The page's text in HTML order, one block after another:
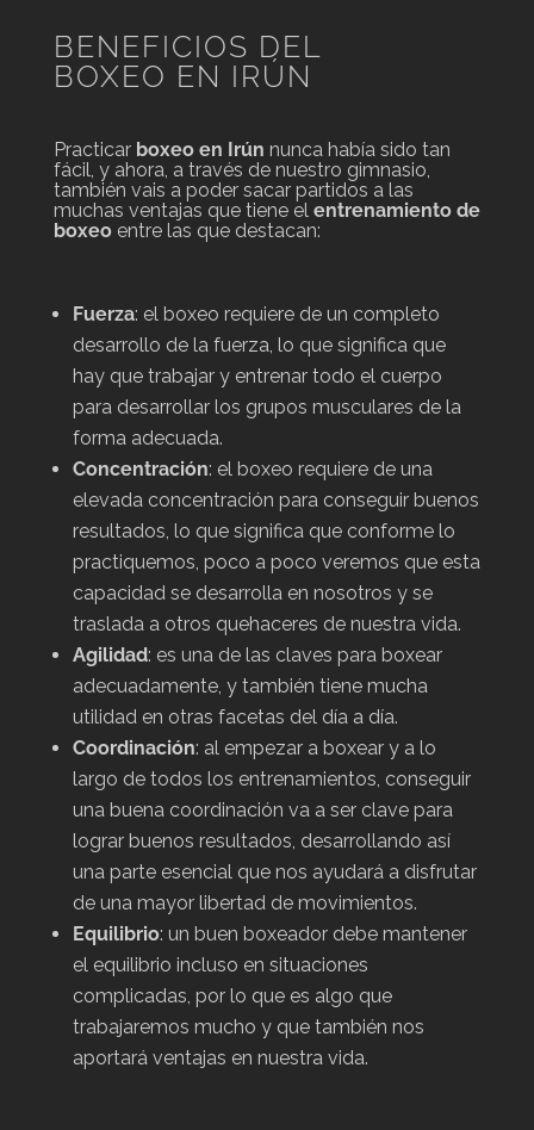
BENEFICIOS DEL
BOXEO EN IRÚN
Practicar boxeo en Irún nunca había sido tan
fácil, y ahora, a través de nuestro gimnasio,
también vais a poder sacar partidos a las
muchas ventajas que tiene el entrenamiento de
boxeoentre las que destacan:
Fuerza: el boxeo requiere de un completo
desarrollo de la fuerza, lo que significa que
hay que trabajar y entrenar todo el cuerpo
para desarrollar los grupos musculares de la
forma adecuada.
Concentración: el boxeo requiere de una
elevada concentración para conseguir buenos
resultados, lo que significa que conforme lo
practiquemos, poco a poco veremos que esta
capacidad se desarrolla en nosotros y se
traslada a otros quehaceres de nuestra vida.
Agilidad: es una de las claves para boxear
adecuadamente, y también tiene mucha
utilidad en otras facetas del día a día.
Coordinación: al empezar a boxear y a lo
largo de todos los entrenamientos, conseguir
una buena coordinación va a ser clave para
lograr buenos resultados, desarrollando así
una parte esencial que nos ayudará a disfrutar
de una mayor libertad de movimientos.
Equilibrio: un buen boxeador debe mantener
el equilibrio incluso en situaciones
complicadas, por lo que es algo que
trabajaremos mucho y que también nos
aportará ventajas en nuestra vida.